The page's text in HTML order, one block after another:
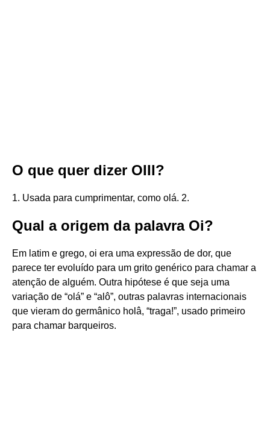
O que quer dizer OIII?
1. Usada para cumprimentar, como olá. 2.
Qual a origem da palavra Oi?
Em latim e grego, oi era uma expressão de dor, que
parece ter evoluído para um grito genérico para chamar a
atenção de alguém. Outra hipótese é que seja uma
variação de “olá” e “alô”, outras palavras internacionais
que vieram do germânico holâ, “traga!”, usado primeiro
para chamar barqueiros.